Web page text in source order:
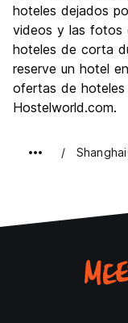
Fiesta
Calidad Precio
hoteles dejados
videos y las fotos
hoteles de corta
reserve un hotel
ofertas de hoteles
Hostelworld.com.